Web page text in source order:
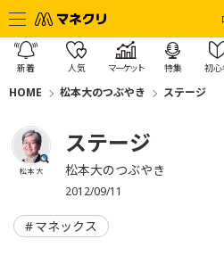
新着 人気 マーケット 特集 初心
HOME 松本大のつぶやき ステージ
松本 大
ステージ
松本大のつぶやき
2012/09/11
マネックス